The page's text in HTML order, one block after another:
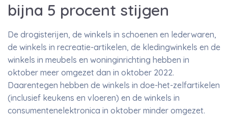
bijna 5 procent stijgen
De drogisterijen, de winkels in schoenen en lederwaren,
de winkels in recreatie-artikelen, de kledingwinkels en de
winkels in meubels en woninginrichting hebben in
oktober meer omgezet dan in oktober 2022.
Daarentegen hebben de winkels in doe-het-zelfartikelen
(inclusief keukens en vloeren) en de winkels in
consumentenelektronica in oktober minder omgezet.